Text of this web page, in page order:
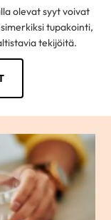
olevat syyt voivat
tupakointi,
tekijöitä.